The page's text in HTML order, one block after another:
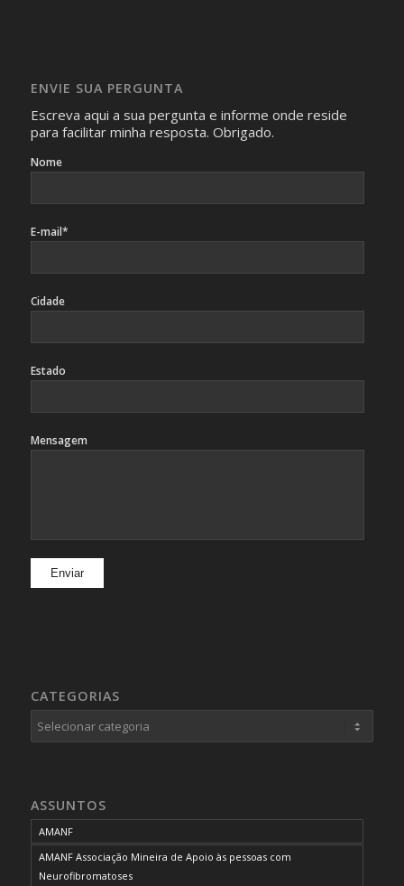
identificação da pessoa fotografada.
ENVIE SUA PERGUNTA
Escreva aqui a sua pergunta e informe onde reside
para facilitar minha resposta. Obrigado.
Nome
E-mail*
Cidade
Estado
Mensagem
CATEGORIAS
Categorias
ASSUNTOS
AMANF
AMANF Associação Mineira de Apoio às pessoas com
Neurofibromatoses